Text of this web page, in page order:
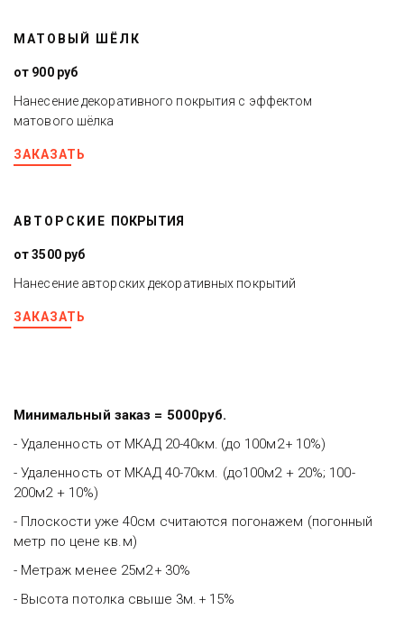
МАТОВЫЙ ШЁЛК
Нанесениедекоративного покрытия с эффектом
матового шёлка
от 900 руб
ЗАКАЗАТЬ
АВТОРСКИЕ ПОКРЫТИЯ
Нанесениеавторскихдекоративных покрытий
от 3500 руб
ЗАКАЗАТЬ
Минимальный заказ = 5000руб.
- Удаленность от МКАД 20-40км. (до 100м2 + 10%)
- Удаленность от МКАД 40-70км. (до100м2 + 20%; 100-
200м2 + 10%)
- Плоскости уже 40см считаются погонажем (погонный
метр по цене кв.м)
- Метраж менее 25м2 + 30%
- Высота потолка свыше 3м. + 15%